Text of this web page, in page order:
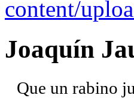
content/
Joaquín
Que un rabino